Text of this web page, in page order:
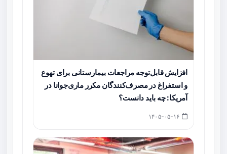
افزایش قابل‌توجه مراجعات بیمارستانی برای تهوع
و استفراغ در مصرف‌کنندگان مکرر ماری‌جوانا در
آمریکا: چه باید دانست؟